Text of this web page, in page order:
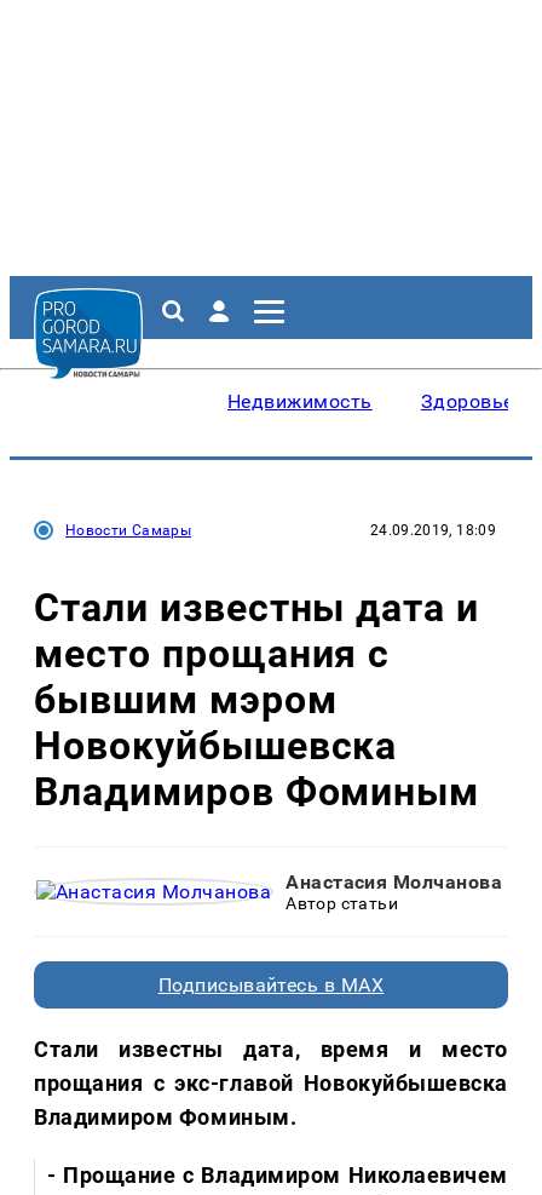
Недвижимость Здоровье
Новости Самары 24.09.2019, 18:09
Стали известны дата и
место прощания с
бывшим мэром
Новокуйбышевска
Владимиров Фоминым
Анастасия Молчанова
Автор статьи
Подписывайтесь в MAX
Стали известны дата, время и место
прощания с экс-главой Новокуйбышевска
Владимиром Фоминым.
- Прощание с Владимиром Николаевичем